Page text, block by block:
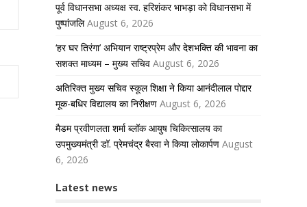
पूर्व विधानसभा अध्यक्ष स्व. हरिशंकर भाभड़ा को विधानसभा में
पुष्पांजलि August 6, 2026
‘हर घर तिरंगा’ अभियान राष्ट्रप्रेम और देशभक्ति की भावना का
सशक्त माध्यम – मुख्य सचिव August 6, 2026
अतिरिक्त मुख्य सचिव स्कूल शिक्षा ने किया आनंदीलाल पोद्दार
मूक-बधिर विद्यालय का निरीक्षण August 6, 2026
मैडम प्रवीणलता शर्मा ब्लॉक आयुष चिकित्सालय का
उपमुख्यमंत्री डॉ. प्रेमचंद्र बैरवा ने किया लोकार्पण August
6, 2026
Latest news